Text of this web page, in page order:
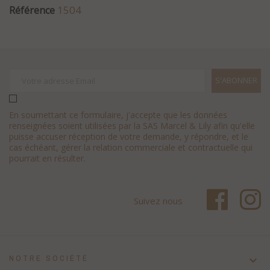
Référence 1504
En soumettant ce formulaire, j'accepte que les données
renseignées soient utilisées par la SAS Marcel & Lily afin qu'elle
puisse accuser réception de votre demande, y répondre, et le
cas échéant, gérer la relation commerciale et contractuelle qui
pourrait en résulter.
Suivez nous
NOTRE SOCIÉTÉ 